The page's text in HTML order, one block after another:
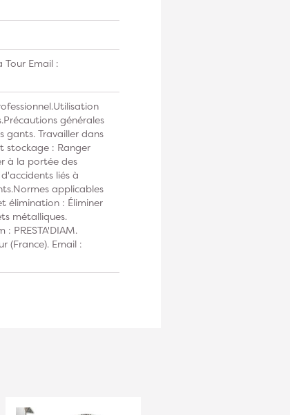
Tour Email :
générales
gants. Travailler dans
stockage : Ranger
à la portée des
liés à
applicables
élimination : Éliminer
métalliques.
PRESTA'DIAM.
(France). Email :